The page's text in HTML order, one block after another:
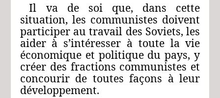
Il va de soi que, dans cette
situation, les communistes doivent
participer au travail des Soviets, les
aider à s’intéresser à toute la vie
économique et politique du pays, y
créer des fractions communistes et
concourir de toutes façons à leur
développement.